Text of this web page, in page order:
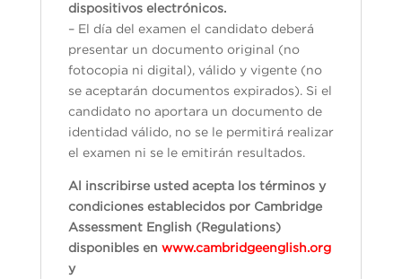
dispositivos electrónicos.
– El día del examen el candidato deberá
presentar un documento original (no
fotocopia ni digital), válido y vigente (no
se aceptarán documentos expirados). Si el
candidato no aportara un documento de
identidad válido, no se le permitirá realizar
el examen ni se le emitirán resultados.
Al inscribirse usted acepta los términos y
condiciones establecidos por Cambridge
Assessment English (Regulations)
disponibles en www.cambridgeenglish.org
y